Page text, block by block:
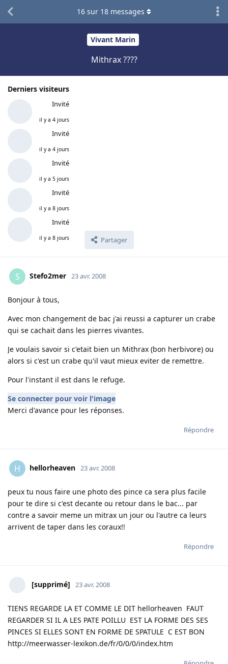
Vivant Marin
Mithrax ????
Derniers visiteurs
Invité
il y a 4 jours
Invité
il y a 4 jours
Invité
il y a 5 jours
Invité
il y a 8 jours
Invité
il y a 8 jours Partager
16 sur 18 messages
S Stefo2mer 23 avr. 2008
Bonjour à tous,
Avec mon changement de bac j'ai reussi a capturer un crabe
qui se cachait dans les pierres vivantes.
Je voulais savoir si c'etait bien un Mithrax (bon herbivore) ou
alors si c'est un crabe qu'il vaut mieux eviter de remettre.
Pour l'instant il est dans le refuge.
Se connecter pour voir l'image
Merci d'avance pour les réponses.
Répondre
H hellorheaven 23 avr. 2008
peux tu nous faire une photo des pince ca sera plus facile
pour te dire si c'est decante ou retour dans le bac... par
contre a savoir meme un mitrax un jour ou l'autre ca leurs
arrivent de taper dans les coraux!!
Répondre
[supprimé] 23 avr. 2008
TIENS REGARDE LA ET COMME LE DIT hellorheaven FAUT
REGARDER SI IL A LES PATE POILLU EST LA FORME DES SES
PINCES SI ELLES SONT EN FORME DE SPATULE C EST BON
http://meerwasser-lexikon.de/fr/0/0/0/index.htm